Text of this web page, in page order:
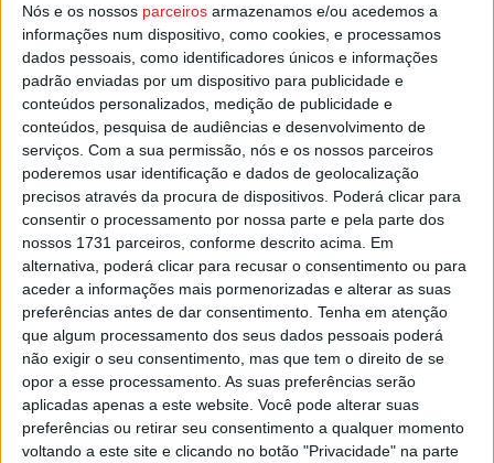
Nós e os nossos parceiros armazenamos e/ou acedemos a
informações num dispositivo, como cookies, e processamos
dados pessoais, como identificadores únicos e informações
padrão enviadas por um dispositivo para publicidade e
conteúdos personalizados, medição de publicidade e
conteúdos, pesquisa de audiências e desenvolvimento de
serviços. Com a sua permissão, nós e os nossos parceiros
poderemos usar identificação e dados de geolocalização
precisos através da procura de dispositivos. Poderá clicar para
consentir o processamento por nossa parte e pela parte dos
nossos 1731 parceiros, conforme descrito acima. Em
alternativa, poderá clicar para recusar o consentimento ou para
aceder a informações mais pormenorizadas e alterar as suas
preferências antes de dar consentimento. Tenha em atenção
que algum processamento dos seus dados pessoais poderá
não exigir o seu consentimento, mas que tem o direito de se
opor a esse processamento. As suas preferências serão
aplicadas apenas a este website. Você pode alterar suas
preferências ou retirar seu consentimento a qualquer momento
voltando a este site e clicando no botão "Privacidade" na parte
Pela frente tem este domingo o Vitória de Sernache que
ainda não perdeu fora de casa, tendo apenas duas
derrotas na temporada, uma em casa frente ao Peniche,
para o Campeonato, e a eliminação para a Taça de
Portugal, também em casa e frente ao Portimonense,
equipa da Liga 2.
Esta e outras notícias para ouvir na Estação Diária – 96.8
FM ou em www.968.fm.
Pub
TAGS Futebol Mortágua